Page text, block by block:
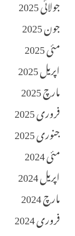
جون 2025
مئی 2025
اپریل 2025
مارچ 2025
فروری 2025
جنوری 2025
مئی 2024
اپریل 2024
مارچ 2024
فروری 2024